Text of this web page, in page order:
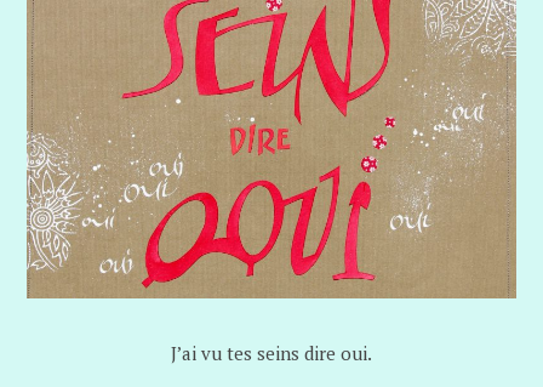
J’ai vu tes seins dire oui.